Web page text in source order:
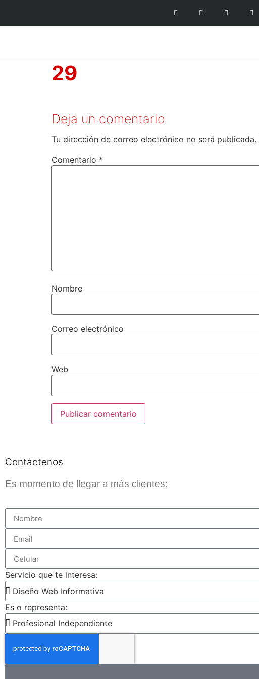
29
Deja un comentario
Tu dirección de correo electrónico no será publicada.
Comentario *
Nombre
Correo electrónico
Web
Contáctenos
Es momento de llegar a más clientes:
Servicio que te interesa:
Es o representa: